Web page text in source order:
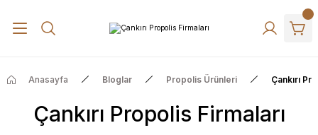
Anasayfa Bloglar Propolis Ürünleri Çankırı
Çankırı Propolis Firmaları